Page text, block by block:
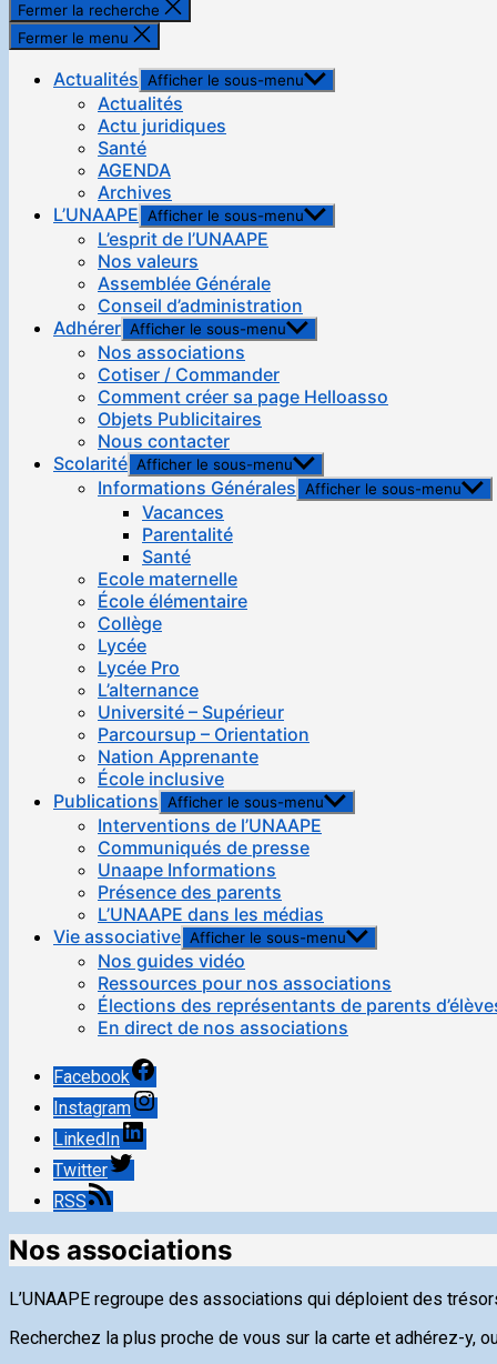
Fermer la recherche
Fermer le menu
Actualités Afficher le sous-menu
Actualités
Actu juridiques
Santé
AGENDA
Archives
L’UNAAPE Afficher le sous-menu
L’esprit de l’UNAAPE
Nos valeurs
Assemblée Générale
Conseil d’administration
Adhérer Afficher le sous-menu
Nos associations
Cotiser / Commander
Comment créer sa page Helloasso
Objets Publicitaires
Nous contacter
Scolarité Afficher le sous-menu
Informations Générales Afficher le sous-menu
Vacances
Parentalité
Santé
Ecole maternelle
École élémentaire
Collège
Lycée
Lycée Pro
L’alternance
Université – Supérieur
Parcoursup – Orientation
Nation Apprenante
École inclusive
Publications Afficher le sous-menu
Interventions de l’UNAAPE
Communiqués de presse
Unaape Informations
Présence des parents
L’UNAAPE dans les médias
Vie associative Afficher le sous-menu
Nos guides vidéo
Ressources pour nos associations
Élections des représentants de parents
En direct de nos associations
Facebook
Instagram
LinkedIn
Twitter
RSS
Nos associations
L’UNAAPE regroupe des associations qui déploient des
Recherchez la plus proche de vous sur la carte et adhérez-y,